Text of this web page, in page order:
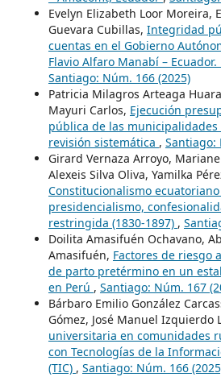
Evelyn Elizabeth Loor Moreira,
Guevara Cubillas, Integridad
cuentas en el Gobierno
Flavio Alfaro Manabí –
Santiago: Núm. 166 (2025)
Patricia Milagros Arteaga
Mayuri Carlos, Ejecución
pública de las
revisión sistemática , Santiago:
Girard Vernaza Arroyo,
Alexeis Silva Oliva, Yamilka
Constitucionalismo
presidencialismo,
restringida (1830-1897) ,
Doilita Amasifuén Ochavano,
Amasifuén, Factores de riesgo
de parto pretérmino en un
en Perú , Santiago: Núm. 167
Bárbaro Emilio González
Gómez, José Manuel Izquierdo
universitaria en comunidades
con Tecnologías de la
(TIC) , Santiago: Núm. 166